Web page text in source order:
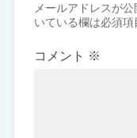
メールアドレスが公
いている欄は必須項
コメント ※